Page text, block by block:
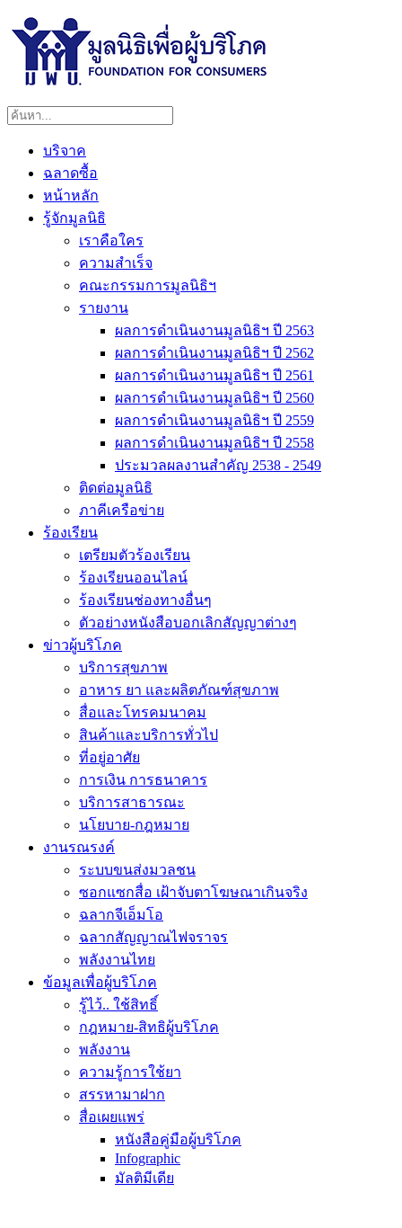
บริจาค
ฉลาดซื้อ
หน้าหลัก
รู้จักมูลนิธิ
เราคือใคร
ความสำเร็จ
คณะกรรมการมูลนิธิฯ
รายงาน
ผลการดำเนินงานมูลนิธิฯ ปี 2563
ผลการดำเนินงานมูลนิธิฯ ปี 2562
ผลการดำเนินงานมูลนิธิฯ ปี 2561
ผลการดำเนินงานมูลนิธิฯ ปี 2560
ผลการดำเนินงานมูลนิธิฯ ปี 2559
ผลการดำเนินงานมูลนิธิฯ ปี 2558
ประมวลผลงานสำคัญ 2538 - 2549
ติดต่อมูลนิธิ
ภาคีเครือข่าย
ร้องเรียน
เตรียมตัวร้องเรียน
ร้องเรียนออนไลน์
ร้องเรียนช่องทางอื่นๆ
ตัวอย่างหนังสือบอกเลิกสัญญาต่างๆ
ข่าวผู้บริโภค
บริการสุขภาพ
อาหาร ยา และผลิตภัณฑ์สุขภาพ
สื่อและโทรคมนาคม
สินค้าและบริการทั่วไป
ที่อยู่อาศัย
การเงิน การธนาคาร
บริการสาธารณะ
นโยบาย-กฎหมาย
งานรณรงค์
ระบบขนส่งมวลชน
ซอกแซกสื่อ เฝ้าจับตาโฆษณาเกินจริง
ฉลากจีเอ็มโอ
ฉลากสัญญาณไฟจราจร
พลังงานไทย
ข้อมูลเพื่อผู้บริโภค
รู้ไว้.. ใช้สิทธิ์
กฎหมาย-สิทธิผู้บริโภค
พลังงาน
ความรู้การใช้ยา
สรรหามาฝาก
สื่อเผยแพร่
หนังสือคู่มือผู้บริโภค
Infographic
มัลติมีเดีย